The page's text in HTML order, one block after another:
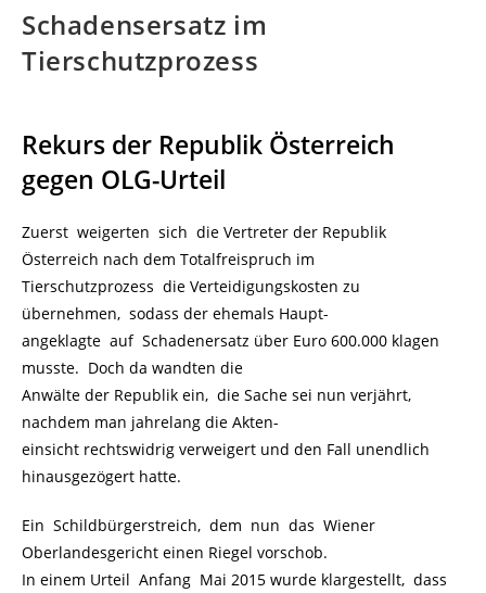
Schadensersatz im
Tierschutzprozess
Rekurs der Republik Österreich
gegen OLG-Urteil
Zuerst weigerten sich die Vertreter der Republik
Österreich nach dem Totalfreispruch im
Tierschutzprozess die Verteidigungskosten zu
übernehmen, sodass der ehemals Haupt-
angeklagte auf Schadenersatz über Euro 600.000 klagen
musste. Doch da wandten die
Anwälte der Republik ein, die Sache sei nun verjährt,
nachdem man jahrelang die Akten-
einsicht rechtswidrig verweigert und den Fall unendlich
hinausgezögert hatte.
Ein Schildbürgerstreich, dem nun das Wiener
Oberlandesgericht einen Riegel vorschob.
In einem Urteil Anfang Mai 2015 wurde klargestellt, dass